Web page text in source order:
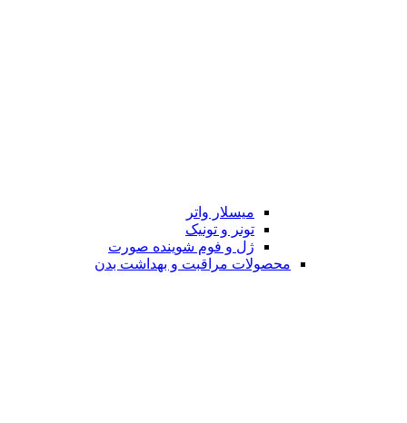
میسلار واتر
تونر و تونیک
ژل و فوم شوینده صورت
محصولات مراقبت و بهداشت بدن